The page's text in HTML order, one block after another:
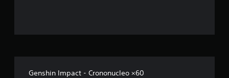
u
c
Genshin Impact - Crononucleo ×60